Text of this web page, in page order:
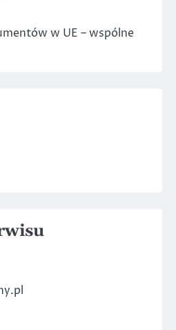
w UE – wspólne